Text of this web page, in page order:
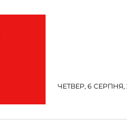
ЧЕТВЕР, 6 СЕРПНЯ,